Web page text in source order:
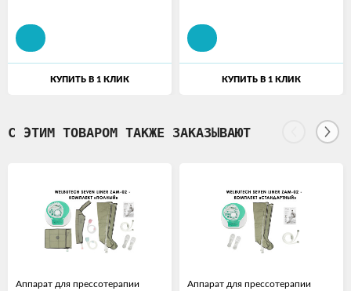
КУПИТЬ В 1 КЛИК КУПИТЬ В 1 КЛИК
С ЭТИМ ТОВАРОМ ТАКЖЕ ЗАКАЗЫВАЮТ
Аппарат для прессотерапии
Аппарат для прессотерапии